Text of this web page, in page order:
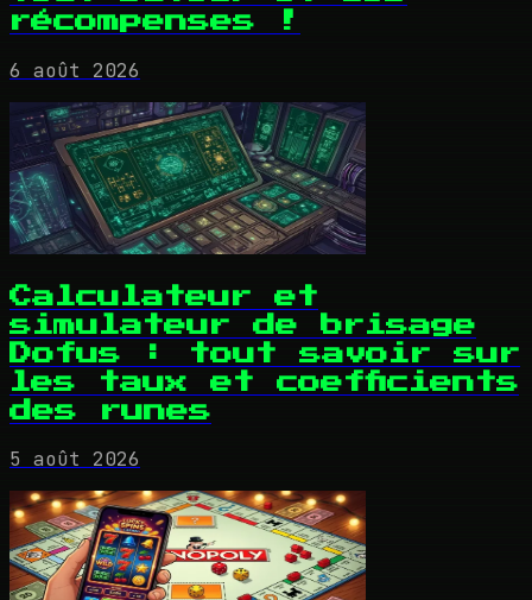
récompenses !
6 août 2026
Calculateur et
simulateur de brisage
Dofus : tout savoir sur
les taux et coefficients
des runes
5 août 2026